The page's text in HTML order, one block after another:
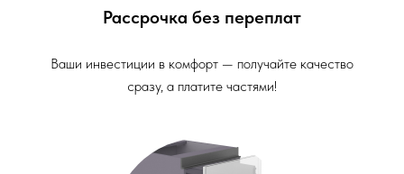
Рассрочка без переплат
Ваши инвестиции в комфорт — получайте качество
сразу, а платите частями!